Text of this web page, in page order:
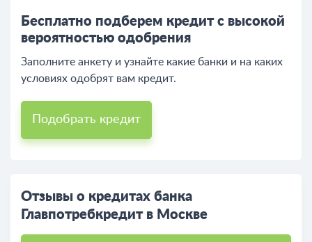
Бесплатно подберем кредит с высокой
вероятностью одобрения
Заполните анкету и узнайте какие банки и на каких
условиях одобрят вам кредит.
Подобрать кредит
Отзывы о кредитах банка
Главпотребкредит в Москве